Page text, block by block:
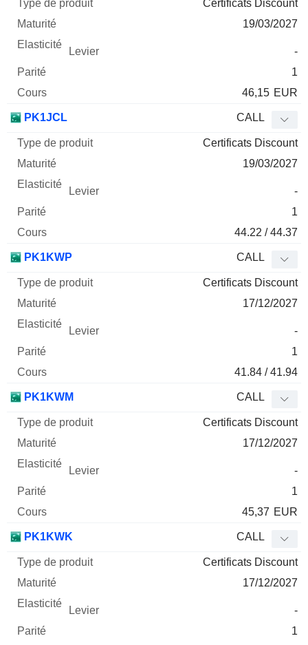
Certificats Discount
19/03/2027
-
1
46,15 EUR
PK1JCL CALL
Certificats Discount
19/03/2027
-
1
44.22 / 44.37
PK1KWP CALL
Certificats Discount
17/12/2027
-
1
41.84 / 41.94
PK1KWM CALL
Certificats Discount
17/12/2027
-
1
45,37 EUR
PK1KWK CALL
Certificats Discount
17/12/2027
-
1